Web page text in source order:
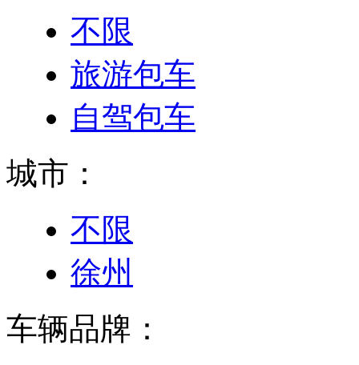
不限
旅游包车
自驾包车
城市：
不限
徐州
车辆品牌：